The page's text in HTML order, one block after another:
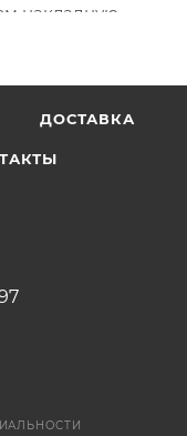
накладную.
ДОСТАВКА